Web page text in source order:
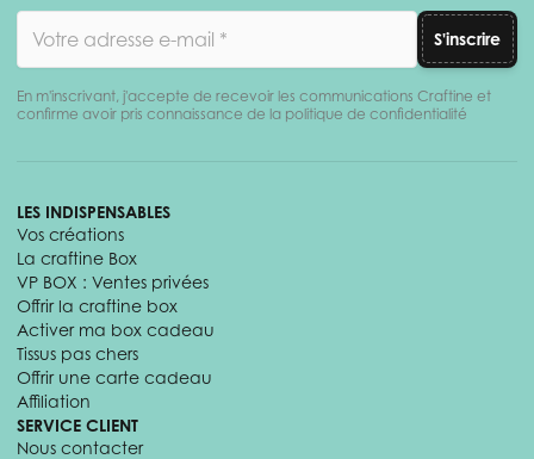
S'inscrire
En m'inscrivant, j'accepte de recevoir les communications Craftine et
confirme avoir pris connaissance de la politique de confidentialité
LES INDISPENSABLES
Vos créations
La craftine Box
VP BOX : Ventes privées
Offrir la craftine box
Activer ma box cadeau
Tissus pas chers
Offrir une carte cadeau
Affiliation
SERVICE CLIENT
Nous contacter